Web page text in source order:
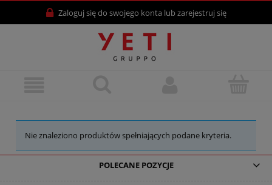
Zaloguj siędo swojego konta lubzarejestruj się
Nie znaleziono produktów spełniających podane kryteria.
POLECANE POZYCJE